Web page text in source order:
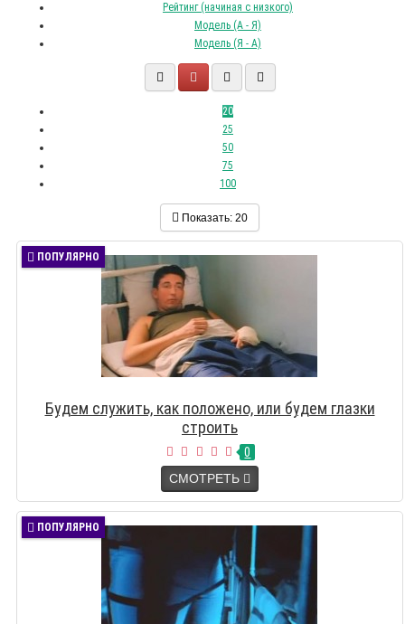
Рейтинг (начиная с низкого)
Модель (А - Я)
Модель (Я - А)
20
25
50
75
100
Показать: 20
ПОПУЛЯРНО
Будем служить, как положено, или будем глазки
строить
0
СМОТРЕТЬ
ПОПУЛЯРНО